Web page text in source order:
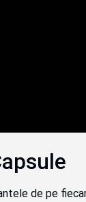
de pe